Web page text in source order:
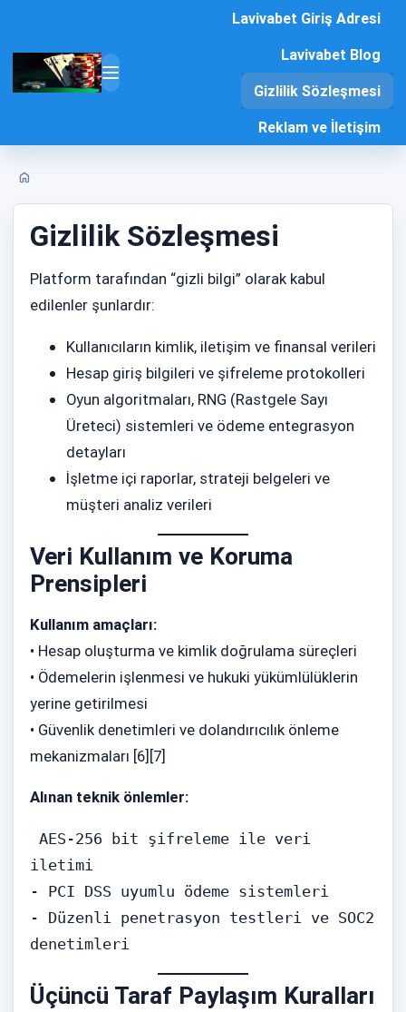
content
Open
primary
Lavivabet Giriş Adresi
Lavivabet Blog
Gizlilik Sözleşmesi
Reklam ve İletişim
Home
Gizlilik Sözleşmesi
Platform tarafından “gizli bilgi” olarak kabul
edilenler şunlardır:
Kullanıcıların kimlik, iletişim ve finansal verileri
Hesap giriş bilgileri ve şifreleme protokolleri
Oyun algoritmaları, RNG (Rastgele Sayı
Üreteci) sistemleri ve ödeme entegrasyon
detayları
İşletme içi raporlar, strateji belgeleri ve
müşteri analiz verileri
Veri Kullanım ve Koruma
Prensipleri
Kullanım amaçları:
• Hesap oluşturma ve kimlik doğrulama süreçleri
• Ödemelerin işlenmesi ve hukuki yükümlülüklerin
yerine getirilmesi
• Güvenlik denetimleri ve dolandırıcılık önleme
mekanizmaları [6][7]
Alınan teknik önlemler:
iletimi
- PCI DSS uyumlu ödeme sistemleri
- Düzenli penetrasyon testleri ve SOC2
denetimleri
Üçüncü Taraf Paylaşım Kuralları